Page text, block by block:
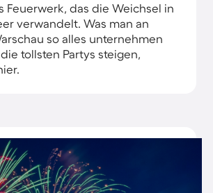
Feuerwerk, das die Weichsel in
verwandelt. Was man an
so alles unternehmen
tollsten Partys steigen,